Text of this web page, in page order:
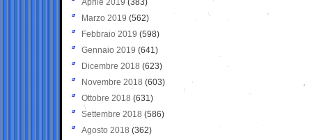
Aprile 2019 (383)
Marzo 2019 (562)
Febbraio 2019 (598)
Gennaio 2019 (641)
Dicembre 2018 (623)
Novembre 2018 (603)
Ottobre 2018 (631)
Settembre 2018 (586)
Agosto 2018 (362)